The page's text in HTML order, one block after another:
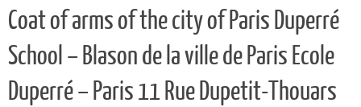
Coat of arms of the city of Paris Duperré
School – Blason de la ville de Paris Ecole
Duperré – Paris 11 Rue Dupetit-Thouars